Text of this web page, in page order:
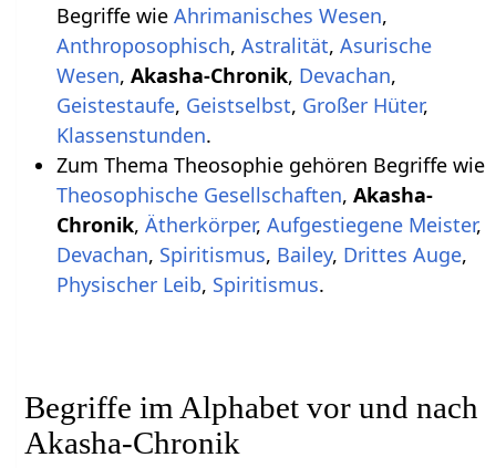
Begriffe wie Ahrimanisches Wesen,
Anthroposophisch, Astralität, Asurische
Wesen, Akasha-Chronik, Devachan,
Geistestaufe, Geistselbst, Großer Hüter,
Klassenstunden.
Zum Thema Theosophie gehören Begriffe wie
Theosophische Gesellschaften, Akasha-
Chronik, Ätherkörper, Aufgestiegene Meister,
Devachan, Spiritismus, Bailey, Drittes Auge,
Physischer Leib, Spiritismus.
Begriffe im Alphabet vor und nach
Akasha-Chronik